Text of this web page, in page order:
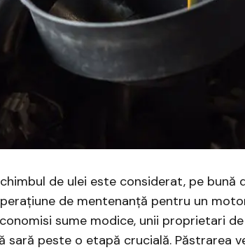
de ulei este considerat, pe
de mentenanță pentru un
sume modice, unii proprietari
sară peste o etapă crucială. Păstrarea